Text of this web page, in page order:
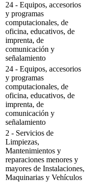
24 - Equipos, accesorios
y programas
computacionales, de
oficina, educativos, de
imprenta, de
comunicación y
señalamiento
24 - Equipos, accesorios
y programas
computacionales, de
oficina, educativos, de
imprenta, de
comunicación y
señalamiento
2 - Servicios de
Limpiezas,
Mantenimientos y
reparaciones menores y
mayores de Instalaciones,
Maquinarias y Vehículos